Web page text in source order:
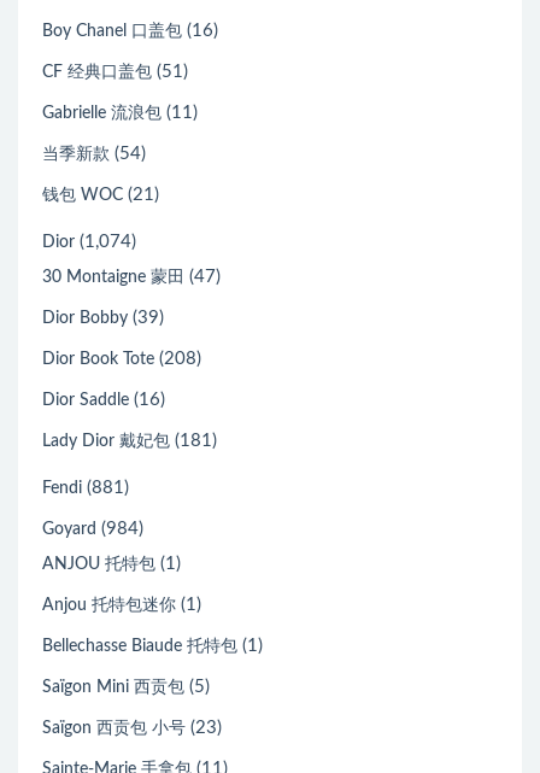
Boy Chanel 口盖包 (16)
CF 经典口盖包 (51)
Gabrielle 流浪包 (11)
当季新款 (54)
钱包 WOC (21)
Dior (1,074)
30 Montaigne 蒙田 (47)
Dior Bobby (39)
Dior Book Tote (208)
Dior Saddle (16)
Lady Dior 戴妃包 (181)
Fendi (881)
Goyard (984)
ANJOU 托特包 (1)
Anjou 托特包迷你 (1)
Bellechasse Biaude 托特包 (1)
Saïgon Mini 西贡包 (5)
Saïgon 西贡包 小号 (23)
Sainte-Marie 手拿包 (11)